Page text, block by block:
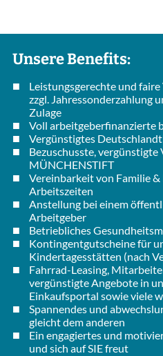
Unsere Benefits:
Leistungsgerechte und
zzgl. Jahressonderzahlung
Zulage
Voll arbeitgeberfinanzierte
Vergünstigtes
Bezuschusste,
MÜNCHENSTIFT
Vereinbarkeit von Familie
Arbeitszeiten
Anstellung bei einem
Arbeitgeber
Betriebliches
Kontingentgutscheine für
Kindertagesstätten (nach
Fahrrad-Leasing,
vergünstigte Angebote in
Einkaufsportal sowie viele
Spannendes und
gleicht dem anderen
Ein engagiertes und
und sich auf SIE freut